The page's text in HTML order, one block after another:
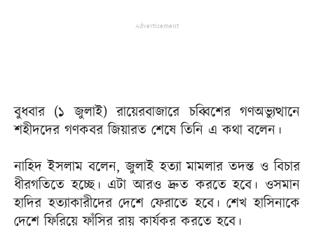
Advertisement
বুধবার (১ ‍জুলাই) রায়েরবাজারে চব্বিশের গণঅভ্যুত্থানে
শহীদদের গণকবর জিয়ারত শেষে তিনি এ কথা বলেন।
নাহিদ ইসলাম বলেন, জুলাই হত্যা মামলার তদন্ত ও বিচার
ধীরগতিতে হচ্ছে। এটা আরও দ্রুত করতে হবে। ওসমান
হাদির হত্যাকারীদের দেশে ফেরাতে হবে। শেখ হাসিনাকে
দেশে ফিরিয়ে ফাঁসির রায় কার্যকর করতে হবে।